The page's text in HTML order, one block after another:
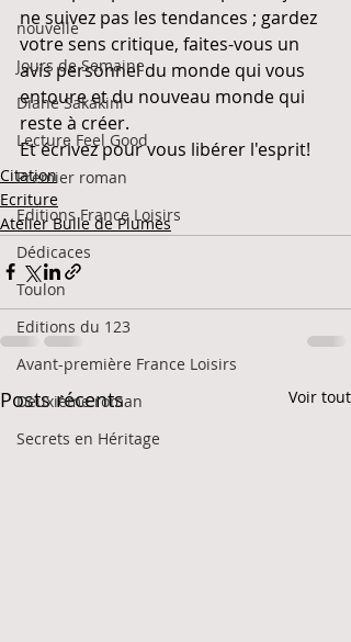
nouvelle
Jours de Semaine
Diane Sakakini
Lecture Feel Good
Premier roman
Editions France Loisirs
Dédicaces
Toulon
Editions du 123
Avant-première France Loisirs
Deuxième roman
Secrets en Héritage
ne suivez pas les tendances ; gardez
votre sens critique, faites-vous un
avis personnel du monde qui vous
entoure et du nouveau monde qui
reste à créer.
Et écrivez pour vous libérer l'esprit!
Citation
Ecriture
Atelier Bulle de Plumes
Posts récents Voir tout